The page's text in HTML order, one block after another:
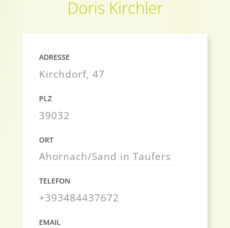
Doris Kirchler
ADRESSE
Kirchdorf, 47
PLZ
39032
ORT
Ahornach/Sand in Taufers
TELEFON
+393484437672
EMAIL